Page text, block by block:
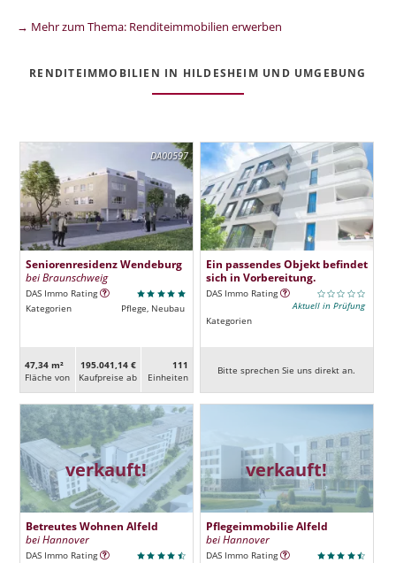
→ Mehr zum Thema: Renditeimmobilien erwerben
RENDITEIMMOBILIEN IN HILDESHEIM UND UMGEBUNG
DA00597
Seniorenresidenz Wendeburg
bei Braunschweig
DAS Immo Rating
Kategorien
Pflege, Neubau
47,34 m²
Fläche von
195.041,14 €
Kaufpreise ab
111
Ein­heiten
Ein passendes Objekt befindet
sich in Vorbereitung.
DAS Immo Rating
Aktuell in Prüfung
Kategorien
Bitte sprechen Sie uns direkt an.
verkauft!
Betreutes Wohnen Alfeld
bei Hannover
DAS Immo Rating
verkauft!
Pflegeimmobilie Alfeld
bei Hannover
DAS Immo Rating